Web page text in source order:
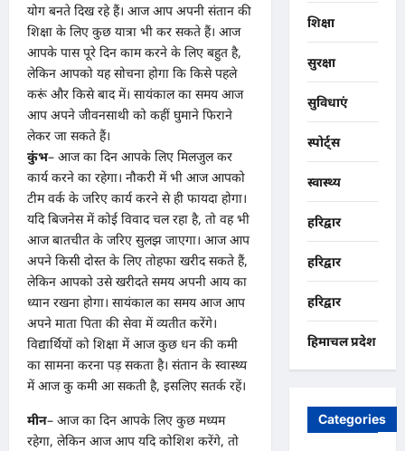
योग बनते दिख रहे हैं। आज आप अपनी संतान की
शिक्षा के लिए कुछ यात्रा भी कर सकते हैं। आज
आपके पास पूरे दिन काम करने के लिए बहुत है,
लेकिन आपको यह सोचना होगा कि किसे पहले
करूं और किसे बाद में। सायंकाल का समय आज
आप अपने जीवनसाथी को कहीं घुमाने फिराने
लेकर जा सकते हैं।
कुंभ– आज का दिन आपके लिए मिलजुल कर
कार्य करने का रहेगा। नौकरी में भी आज आपको
टीम वर्क के जरिए कार्य करने से ही फायदा होगा।
यदि बिजनेस में कोई विवाद चल रहा है, तो वह भी
आज बातचीत के जरिए सुलझ जाएगा। आज आप
अपने किसी दोस्त के लिए तोहफा खरीद सकते हैं,
लेकिन आपको उसे खरीदते समय अपनी आय का
ध्यान रखना होगा। सायंकाल का समय आज आप
अपने माता पिता की सेवा में व्यतीत करेंगे।
विद्यार्थियों को शिक्षा में आज कुछ धन की कमी
का सामना करना पड़ सकता है। संतान के स्वास्थ्य
में आज कु कमी आ सकती है, इसलिए सतर्क रहें।
मीन– आज का दिन आपके लिए कुछ मध्यम
रहेगा, लेकिन आज आप यदि कोशिश करेंगे, तो
शिक्षा
सुरक्षा
सुविधाएं
स्पोर्ट्स
स्वास्थ्य
हरिद्वार
हरिद्वार
हरिद्वार
हिमाचल प्रदेश
Categories